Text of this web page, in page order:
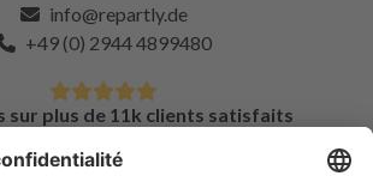
info@repartly.de
+49 (0) 2944 4899480
sur plus de 11k clients satisfaits